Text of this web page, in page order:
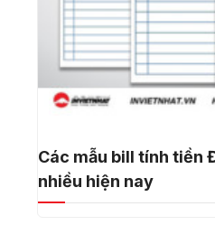
Các mẫu bill tính tiền
nhiều hiện nay